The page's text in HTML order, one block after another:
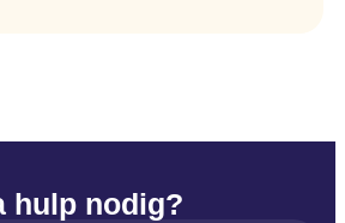
hulp nodig?